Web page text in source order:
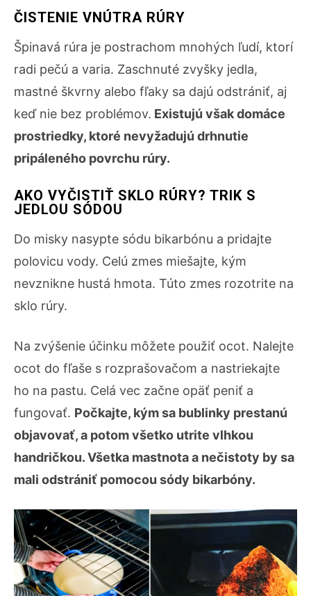
ČISTENIE VNÚTRA RÚRY
Špinavá rúra je postrachom mnohých ľudí, ktorí
radi pečú a varia. Zaschnuté zvyšky jedla,
mastné škvrny alebo fľaky sa dajú odstrániť, aj
keď nie bez problémov. Existujú však domáce
prostriedky, ktoré nevyžadujú drhnutie
pripáleného povrchu rúry.
AKO VYČISTIŤ SKLO RÚRY? TRIK S
JEDLOU SÓDOU
Do misky nasypte sódu bikarbónu a pridajte
polovicu vody. Celú zmes miešajte, kým
nevznikne hustá hmota. Túto zmes rozotrite na
sklo rúry.
Na zvýšenie účinku môžete použiť ocot. Nalejte
ocot do fľaše s rozprašovačom a nastriekajte
ho na pastu. Celá vec začne opäť peniť a
fungovať. Počkajte, kým sa bublinky prestanú
objavovať, a potom všetko utrite vlhkou
handričkou. Všetka mastnota a nečistoty by sa
mali odstrániť pomocou sódy bikarbóny.